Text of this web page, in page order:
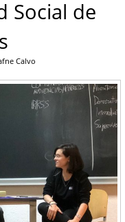
Social de
Calvo